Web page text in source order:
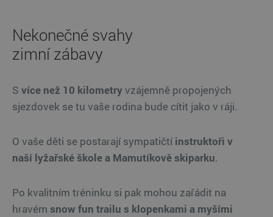
Nekonečné svahy
zimní zábavy
S více než 10 kilometryvzájemně propojených
sjezdovek se tu vaše rodina bude cítit jako v ráji.
O vaše děti se postarají sympatičtí instruktoři v
naší lyžařské škole a Mamutíkově skiparku.
Po kvalitním tréninku si pak mohou zařádit na
hravém snow fun trailu s klopenkami a myšími